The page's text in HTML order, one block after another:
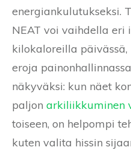
energiankulutukseksi.
NEAT voi vaihdella eri
kilokaloreilla
eroja
näkyväksi: kun näet
paljon arkiliikkuminen
toiseen, on helpompi
kuten valita hissin